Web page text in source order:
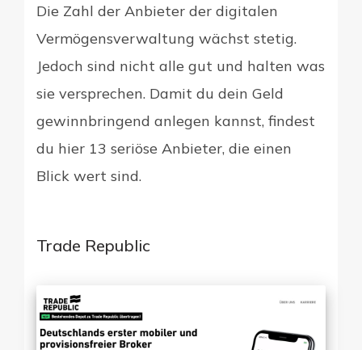
Die Zahl der Anbieter der digitalen
Vermögensverwaltung wächst stetig.
Jedoch sind nicht alle gut und halten was
sie versprechen. Damit du dein Geld
gewinnbringend anlegen kannst, findest
du hier 13 seriöse Anbieter, die einen
Blick wert sind.
Trade Republic